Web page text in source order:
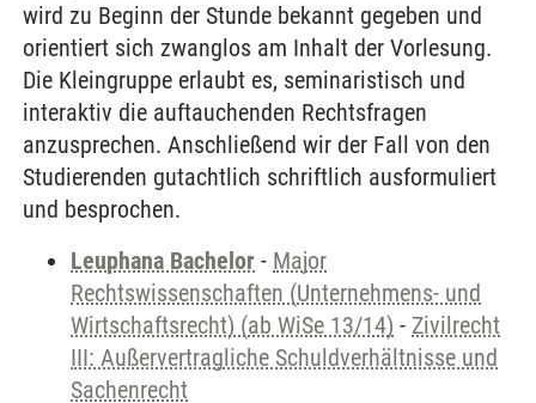
wird zu Beginn der Stunde bekannt gegeben und
orientiert sich zwanglos am Inhalt der Vorlesung.
Die Kleingruppe erlaubt es, seminaristisch und
interaktiv die auftauchenden Rechtsfragen
anzusprechen. Anschließend wir der Fall von den
Studierenden gutachtlich schriftlich ausformuliert
und besprochen.
Leuphana Bachelor - Major
Rechtswissenschaften (Unternehmens- und
Wirtschaftsrecht) (ab WiSe 13/14) - Zivilrecht
III: Außervertragliche Schuldverhältnisse und
Sachenrecht